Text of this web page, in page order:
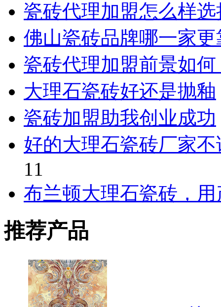
瓷砖代理加盟怎么样
佛山瓷砖品牌哪一家更
瓷砖代理加盟前景如
大理石瓷砖好还是抛釉
瓷砖加盟助我创业成功
好的大理石瓷砖厂家
11
布兰顿大理石瓷砖，
推荐产品